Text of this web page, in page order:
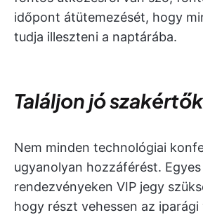
időpont átütemezését, hogy
tudja illeszteni a naptárába.
Találjon jó
Nem minden technológiai
ugyanolyan hozzáférést. Egyes
rendezvényeken VIP jegy
hogy részt vehessen az